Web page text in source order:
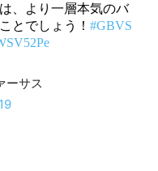
、より一層本気のバ
とでしょう！ #GBVS
ーサス